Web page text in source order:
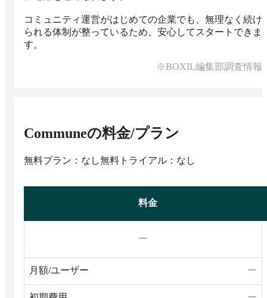
コミュニティ運営がはじめての企業でも、無理なく続け
られる体制が整っているため、安心してスタートできま
す。
※BOXIL編集部調査情報
Communeの料金/プラン
無料プラン：なし無料トライアル：なし
料金
ー
月額/ユーザー ー